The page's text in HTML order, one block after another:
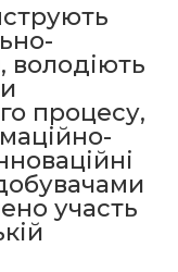
володіють
процесу,
участь